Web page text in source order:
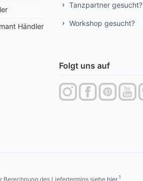
Händler
Tanzpartner gesucht?
Workshop gesucht?
Folgt uns auf
Berechnung des Liefertermins siehe hier.1